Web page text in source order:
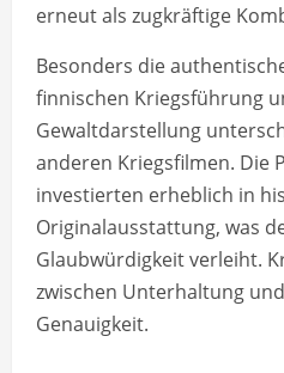
erneut als zugkräftige
Besonders die
finnischen Kriegsführung
Gewaltdarstellung
anderen Kriegsfilmen. Die
investierten erheblich in
Originalausstattung, was
Glaubwürdigkeit verleiht.
zwischen Unterhaltung
Genauigkeit.